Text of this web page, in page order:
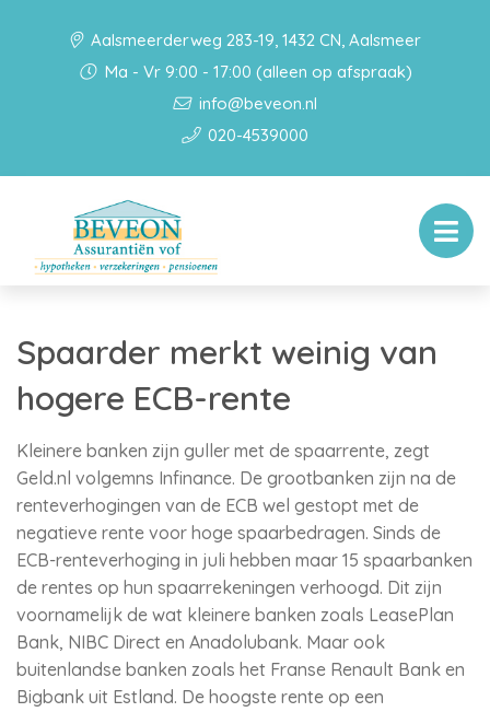
Aalsmeerderweg 283-19, 1432 CN, Aalsmeer
Ma - Vr 9:00 - 17:00 (alleen op afspraak)
info@beveon.nl
020-4539000
Spaarder merkt weinig van
hogere ECB-rente
Kleinere banken zijn guller met de spaarrente, zegt
Geld.nl volgemns Infinance. De grootbanken zijn na de
renteverhogingen van de ECB wel gestopt met de
negatieve rente voor hoge spaarbedragen. Sinds de
ECB-renteverhoging in juli hebben maar 15 spaarbanken
de rentes op hun spaarrekeningen verhoogd. Dit zijn
voornamelijk de wat kleinere banken zoals LeasePlan
Bank, NIBC Direct en Anadolubank. Maar ook
buitenlandse banken zoals het Franse Renault Bank en
Bigbank uit Estland. De hoogste rente op een